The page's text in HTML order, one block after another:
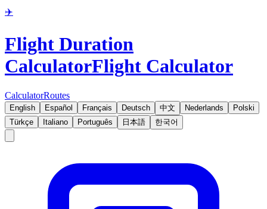
✈️
Flight Duration
CalculatorFlight Calculator
CalculatorRoutes
English Español Français Deutsch 中文 Nederlands
Polski
Türkçe
Italiano Português 日本語 한국어